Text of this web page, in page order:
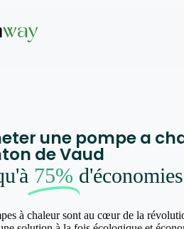
une pompe a
de Vaud
75% d'économies
à chaleur sont au cœur de la